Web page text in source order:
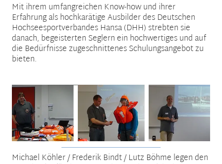
Mit ihrem umfangreichen Know-how und ihrer
Erfahrung als hochkarätige Ausbilder des Deutschen
Hochseesportverbandes Hansa (DHH) strebten sie
danach, begeisterten Seglern ein hochwertiges und auf
die Bedürfnisse zugeschnittenes Schulungsangebot zu
bieten.
Michael Köhler / Frederik Bindt / Lutz Böhme legen den